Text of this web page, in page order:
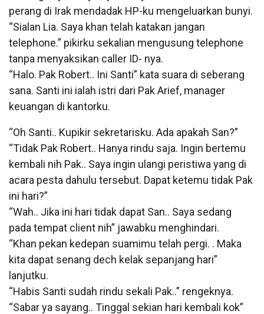
perang di Irak mendadak HP-ku mengeluarkan bunyi.
“Sialan Lia. Saya khan telah katakan jangan
telephone.” pikirku sekalian mengusung telephone
tanpa menyaksikan caller ID- nya.
“Halo. Pak Robert.. Ini Santi” kata suara di seberang
sana. Santi ini ialah istri dari Pak Arief, manager
keuangan di kantorku.
“Oh Santi.. Kupikir sekretarisku. Ada apakah San?”
“Tidak Pak Robert.. Hanya rindu saja. Ingin bertemu
kembali nih Pak.. Saya ingin ulangi peristiwa yang di
acara pesta dahulu tersebut. Dapat ketemu tidak Pak
ini hari?”
“Wah.. Jika ini hari tidak dapat San.. Saya sedang
pada tempat client nih” jawabku menghindari.
“Khan pekan kedepan suamimu telah pergi. . Maka
kita dapat senang dech kelak sepanjang hari”
lanjutku.
“Habis Santi sudah rindu sekali Pak..” rengeknya.
“Sabar ya sayang.. Tinggal sekian hari kembali kok”